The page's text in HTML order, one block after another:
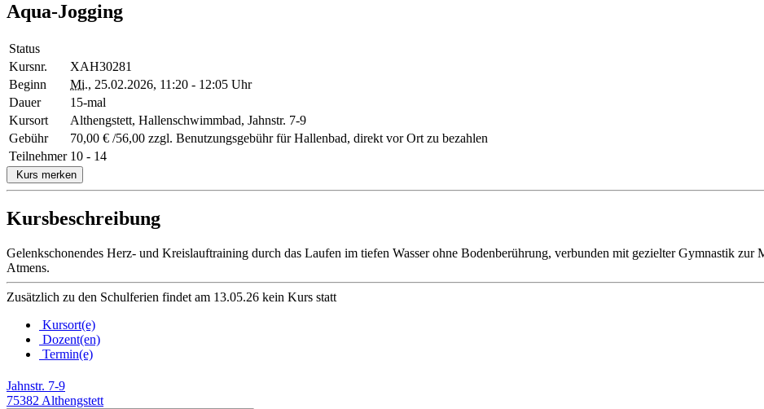
Aqua-Jogging
Status
Kursnr.
XAH30281
Beginn
Mi., 25.02.2026, 11:20 - 12:05 Uhr
Dauer
15-mal
Kursort
Althengstett, Hallenschwimmbad, Jahnstr. 7-9
Gebühr
70,00 € /56,00 zzgl. Benutzungsgebühr für Hallenbad, direkt vor Ort zu bezahlen
Teilnehmer 10 - 14
Kurs merken
Kursbeschreibung
Gelenkschonendes Herz- und Kreislauftraining durch das Laufen im tiefen Wasser ohne Bodenberührung, verbunden mit gezielter Gymnastik
Atmens.
Zusätzlich zu den Schulferien findet am 13.05.26 kein Kurs statt
Kursort(e)
Dozent(en)
Termin(e)
Jahnstr. 7-9
75382 Althengstett